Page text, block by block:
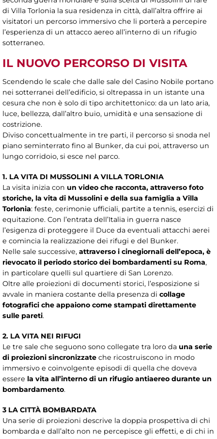
di Villa Torlonia la sua residenza in città, dall’altra offrire ai
visitatori un percorso immersivo che li porterà a percepire
l’esperienza di un attacco aereo all’interno di un rifugio
sotterraneo.
IL NUOVO PERCORSO DI VISITA
Scendendo le scale che dalle sale del Casino Nobile portano
nei sotterranei dell’edificio, si oltrepassa in un istante una
cesura che non è solo di tipo architettonico: da un lato aria,
luce, bellezza, dall’altro buio, umidità e una sensazione di
costrizione.
Diviso concettualmente in tre parti, il percorso si snoda nel
piano seminterrato fino al Bunker, da cui poi, attraverso un
lungo corridoio, si esce nel parco.
1. LA VITA DI MUSSOLINI A VILLA TORLONIA
La visita inizia con un video che racconta, attraverso foto
storiche, la vita di Mussolini e della sua famiglia a Villa
Torlonia: feste, cerimonie ufficiali, partite a tennis, esercizi di
equitazione. Con l’entrata dell’Italia in guerra nasce
l’esigenza di proteggere il Duce da eventuali attacchi aerei
e comincia la realizzazione dei rifugi e del Bunker.
Nelle sale successive, attraverso i cinegiornali dell’epoca, è
rievocato il periodo storico dei bombardamenti su Roma,
in particolare quelli sul quartiere di San Lorenzo.
Oltre alle proiezioni di documenti storici, l’esposizione si
avvale in maniera costante della presenza di collage
fotografici che appaiono come stampati direttamente
sulle pareti.
2. LA VITA NEI RIFUGI
Le tre sale che seguono sono collegate tra loro da una serie
di proiezioni sincronizzate che ricostruiscono in modo
immersivo e coinvolgente episodi di quella che doveva
essere la vita all’interno di un rifugio antiaereo durante un
bombardamento.
3 LA CITTÀ BOMBARDATA
Una serie di proiezioni descrive la doppia prospettiva di chi
bombarda e dall’alto non ne percepisce gli effetti, e di chi in